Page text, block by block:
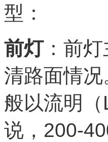
型：
前灯：前
清路面情
般以流明
说，200-